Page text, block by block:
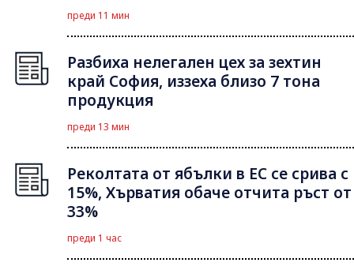
преди 11 мин
Разбиха нелегален цех за зехтин
край София, иззеха близо 7 тона
продукция
преди 13 мин
Реколтата от ябълки в ЕС се срива с
15%, Хърватия обаче отчита ръст от
33%
преди 1 час